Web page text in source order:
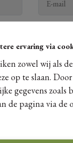
ervaring via
zowel wij als
op te slaan.
gegevens zoals
de pagina via
akkoord met ons